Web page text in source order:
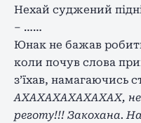
Нехай суджений
– ……
Юнак не бажав
коли почув слова
з’їхав, намагаючись
АХАХАХАХАХАХАХ, не
реготу!!! Закохана.